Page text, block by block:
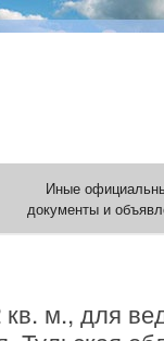
Иные
документы и
м., для